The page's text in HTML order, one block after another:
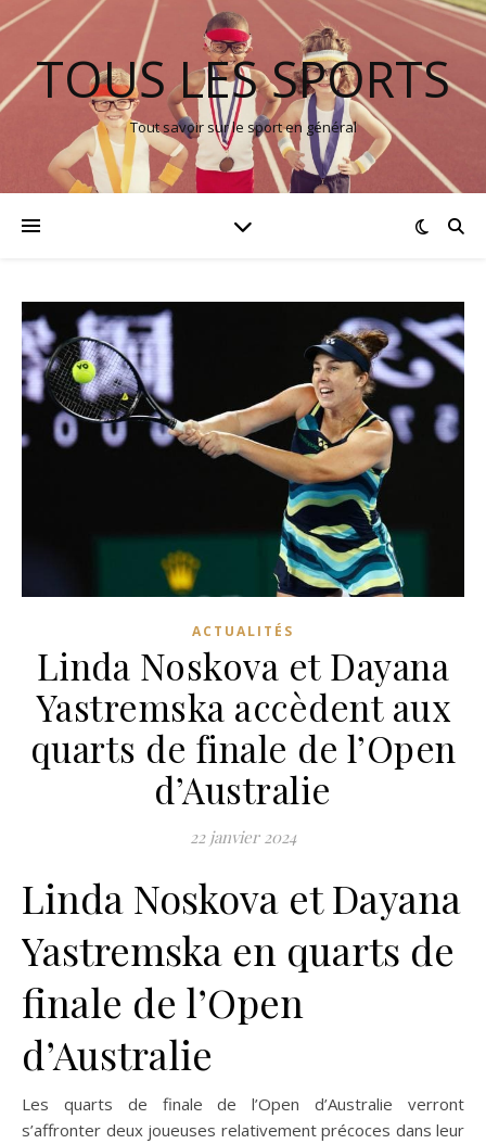
TOUS LES SPORTS
Tout savoir sur le sport en général
ACTUALITÉS
Linda Noskova et Dayana
Yastremska accèdent aux
quarts de finale de l’Open
d’Australie
22 janvier 2024
Linda Noskova et Dayana
Yastremska en quarts de
finale de l’Open
d’Australie
Les quarts de finale de l’Open d’Australie verront
s’affronter deux joueuses relativement précoces dans leur